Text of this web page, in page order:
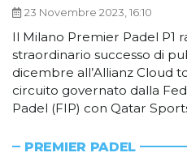
23 Novembre 2023, 16:10
Il Milano Premier Padel P1
straordinario successo di
dicembre all’Allianz Cloud
circuito governato dalla
Padel (FIP) con Qatar
PREMIER PADEL